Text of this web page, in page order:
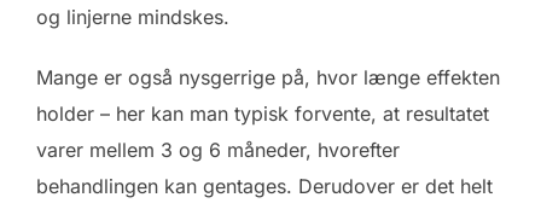
og linjerne mindskes.
Mange er også nysgerrige på, hvor længe effekten
holder – her kan man typisk forvente, at resultatet
varer mellem 3 og 6 måneder, hvorefter
behandlingen kan gentages. Derudover er det helt